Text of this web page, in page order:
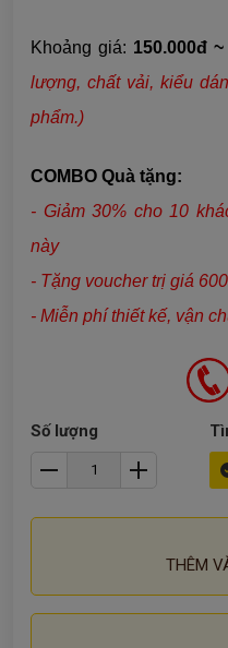
Khoảng giá: 150.000đ
lượng, chất vải, kiểu
phẩm.)
COMBO Quà tặng:
- Giảm 30% cho 10
này
- Tặng voucher trị giá
- Miễn phí thiết kế, vận
Số lượng
THÊM